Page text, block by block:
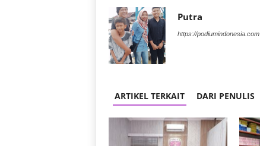
Putra
https://podiumindonesia.com
ARTIKEL TERKAIT DARI PENULIS